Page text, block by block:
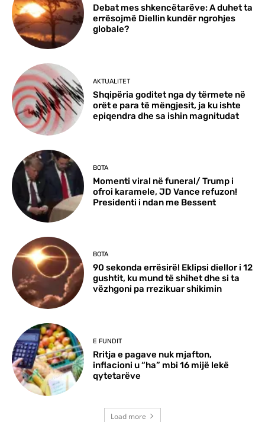
Debat mes shkencëtarëve: A duhet ta
errësojmë Diellin kundër ngrohjes
globale?
AKTUALITET
Shqipëria goditet nga dy tërmete në
orët e para të mëngjesit, ja ku ishte
epiqendra dhe sa ishin magnitudat
BOTA
Momenti viral në funeral/ Trump i
ofroi karamele, JD Vance refuzon!
Presidenti i ndan me Bessent
BOTA
90 sekonda errësirë! Eklipsi diellor i 12
gushtit, ku mund të shihet dhe si ta
vëzhgoni pa rrezikuar shikimin
E FUNDIT
Rritja e pagave nuk mjafton,
inflacioni u “ha” mbi 16 mijë lekë
qytetarëve
Load more